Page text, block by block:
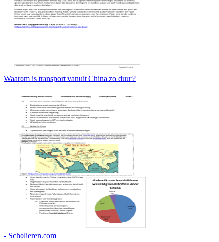
Waarom is transport vanuit China zo duur?
- Scholieren.com